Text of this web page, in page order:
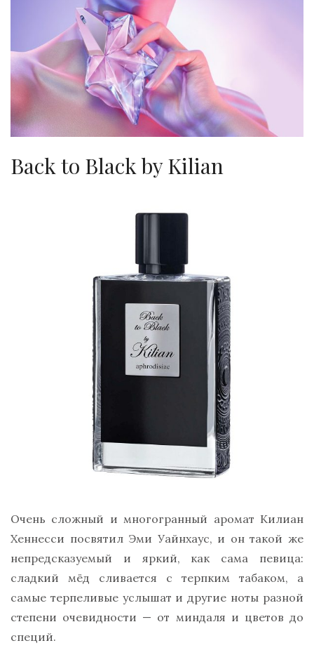
Back to Black by Kilian
Очень сложный и многогранный аромат Килиан
Хеннесси посвятил Эми Уайнхаус, и он такой же
непредсказуемый и яркий, как сама певица:
сладкий мёд сливается с терпким табаком, а
самые терпеливые услышат и другие ноты разной
степени очевидности — от миндаля и цветов до
специй.